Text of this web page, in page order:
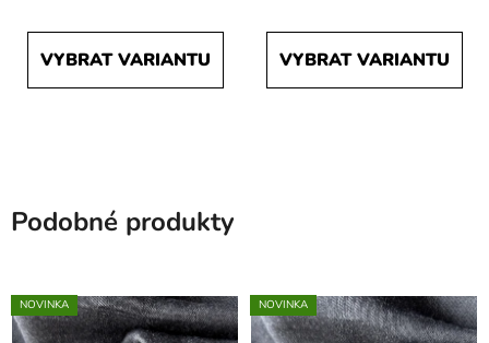
VYBRAT VARIANTU VYBRAT VARIANTU
Podobné produkty
NOVINKA NOVINKA